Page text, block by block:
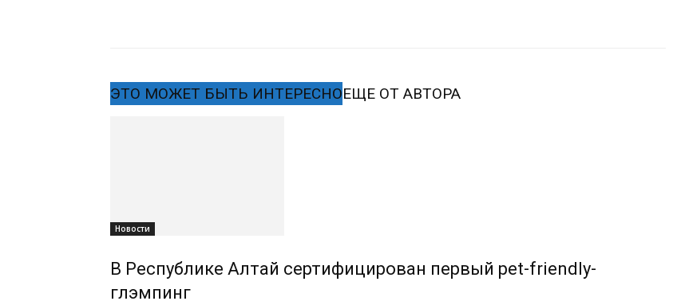
ЭТО МОЖЕТ БЫТЬ ИНТЕРЕСНОЕЩЕ ОТ АВТОРА
Новости
В Республике Алтай сертифицирован первый pet-friendly-
глэмпинг